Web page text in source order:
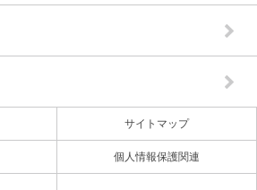
サイトマップ
個人情報保護関連